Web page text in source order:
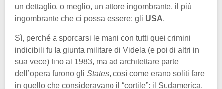
un dettaglio, o meglio, un attore ingombrante, il più
ingombrante che ci possa essere: gli USA.
Sì, perché a sporcarsi le mani con tutti quei crimini
indicibili fu la giunta militare di Videla (e poi di altri in
sua vece) fino al 1983, ma ad architettare parte
dell’opera furono gli States, così come erano soliti fare
in quello che consideravano il “cortile”: il Sudamerica.